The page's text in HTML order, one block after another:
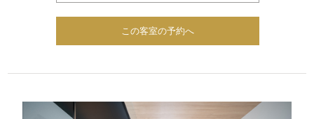
この客室の予約へ